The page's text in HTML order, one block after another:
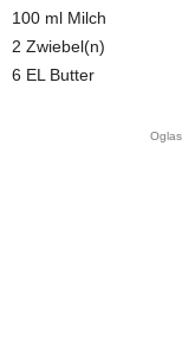
100 ml Milch
2 Zwiebel(n)
6 EL Butter